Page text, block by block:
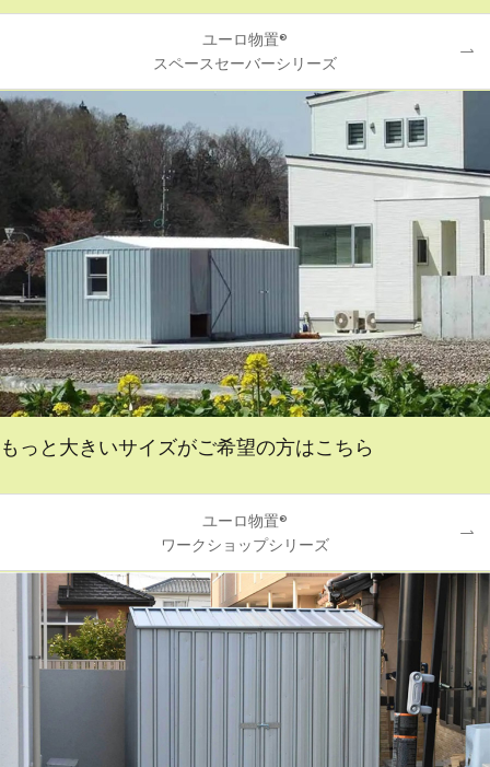
ユーロ物置®
スペースセーバーシリーズ
もっと大きいサイズがご希望の方はこちら
ユーロ物置®
ワークショップシリーズ